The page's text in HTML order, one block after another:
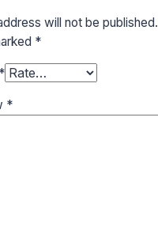
will not be published.
*
*
*